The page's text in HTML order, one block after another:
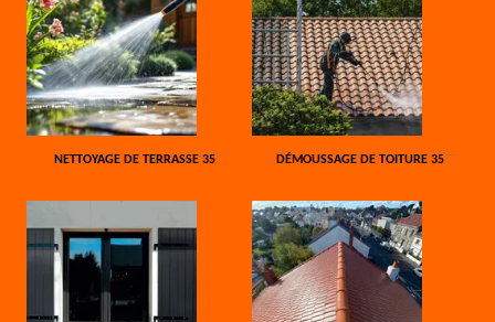
NETTOYAGE DE TERRASSE 35 DÉMOUSSAGE DE TOITURE 35